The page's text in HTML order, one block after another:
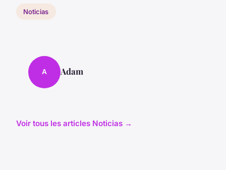
Noticias
A Adam
Voir tous les articles Noticias →